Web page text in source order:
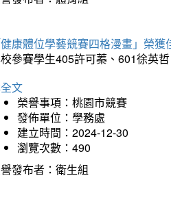
康體位學藝競賽四格漫畫」榮獲
參賽學生405許可蓁、601徐英
文
榮譽事項：桃園市競賽
發佈單位：學務處
建立時間：2024-12-30
瀏覽次數：490
發布者：衛生組